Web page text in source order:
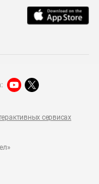
сервисах